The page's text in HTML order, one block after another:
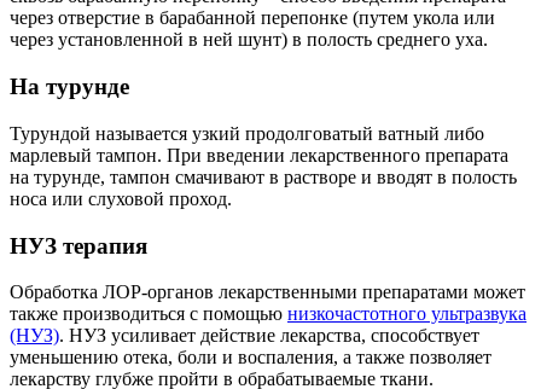
через отверстие в барабанной перепонке (путем укола или
через установленной в ней шунт) в полость среднего уха.
На турунде
Турундой называется узкий продолговатый ватный либо
марлевый тампон. При введении лекарственного препарата
на турунде, тампон смачивают в растворе и вводят в полость
носа или слуховой проход.
НУЗ терапия
Обработка ЛОР-органов лекарственными препаратами может
также производиться с помощью низкочастотного ультразвука
(НУЗ). НУЗ усиливает действие лекарства, способствует
уменьшению отека, боли и воспаления, а также позволяет
лекарству глубже пройти в обрабатываемые ткани.